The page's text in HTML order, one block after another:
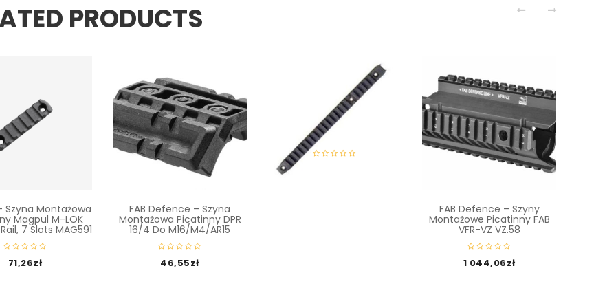
PRODUCTS
Szyna Montażowa
Magpul M-LOK
7 Slots MAG591
71,26zł
FAB Defence – Szyna
Montażowa Picatinny DPR
16/4 Do M16/M4/AR15
46,55zł
Beretta – Szyna Picatinny
Do Beretta CX4 Storm
FAB Defence – Szyny
Montażowe Picatinny FAB
VFR-VZ VZ.58
1 044,06zł